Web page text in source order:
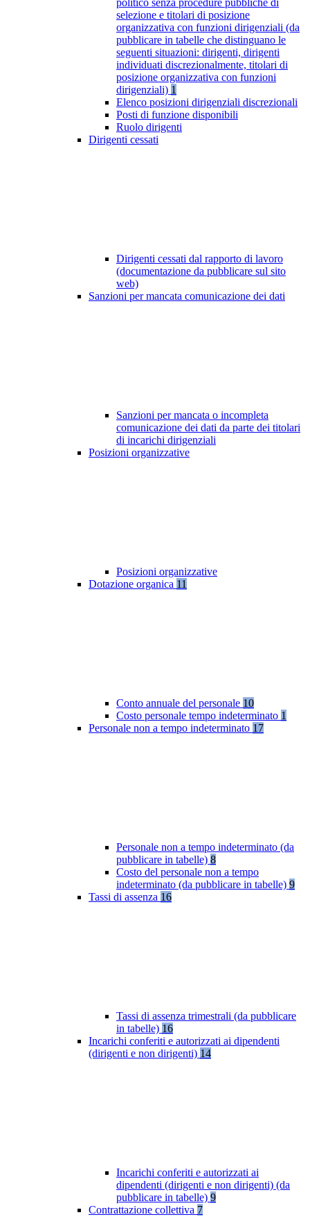
politico senza procedure pubbliche di
selezione e titolari di posizione
organizzativa con funzioni dirigenziali (da
pubblicare in tabelle che distinguano le
seguenti situazioni: dirigenti, dirigenti
individuati discrezionalmente, titolari di
posizione organizzativa con funzioni
dirigenziali) 1
Elenco posizioni dirigenziali discrezionali
Posti di funzione disponibili
Ruolo dirigenti
Dirigenti cessati
Dirigenti cessati dal rapporto di lavoro
(documentazione da pubblicare sul sito
web)
Sanzioni per mancata comunicazione dei dati
Sanzioni per mancata o incompleta
comunicazione dei dati da parte dei titolari
di incarichi dirigenziali
Posizioni organizzative
Posizioni organizzative
Dotazione organica 11
Conto annuale del personale 10
Costo personale tempo indeterminato 1
Personale non a tempo indeterminato 17
Personale non a tempo indeterminato (da
pubblicare in tabelle) 8
Costo del personale non a tempo
indeterminato (da pubblicare in tabelle) 9
Tassi di assenza 16
Tassi di assenza trimestrali (da pubblicare
in tabelle) 16
Incarichi conferiti e autorizzati ai dipendenti
(dirigenti e non dirigenti) 14
Incarichi conferiti e autorizzati ai
dipendenti (dirigenti e non dirigenti) (da
pubblicare in tabelle) 9
Contrattazione collettiva 7